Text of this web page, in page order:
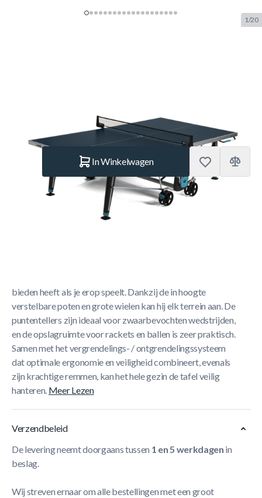
1/20
Op voorraad
In Winkelwagen
bieden heeft als je erop speelt. Dankzij de in hoogte
verstelbare poten en grote wielen kan hij elk terrein aan. De
puntentellers zijn ideaal voor zwaarbevochten wedstrijden,
en de opslagruimte voor rackets en ballen is zeer praktisch.
Samen met het vergrendelings- / ontgrendelingssysteem
dat optimale ergonomie en veiligheid combineert, evenals
zijn krachtige remmen, kan het hele gezin de tafel veilig
hanteren. Meer Lezen
Verzendbeleid
De levering neemt doorgaans tussen 1 en 5 werkdagen in
beslag.
Wij streven ernaar om alle bestellingen met een groot